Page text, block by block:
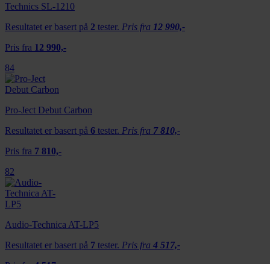
Technics SL-1210
Resultatet er basert på 2 tester. Pris fra 12 990,-
Pris fra 12 990,-
84
Pro-Ject Debut Carbon
Resultatet er basert på 6 tester. Pris fra 7 810,-
Pris fra 7 810,-
82
Audio-Technica AT-LP5
Resultatet er basert på 7 tester. Pris fra 4 517,-